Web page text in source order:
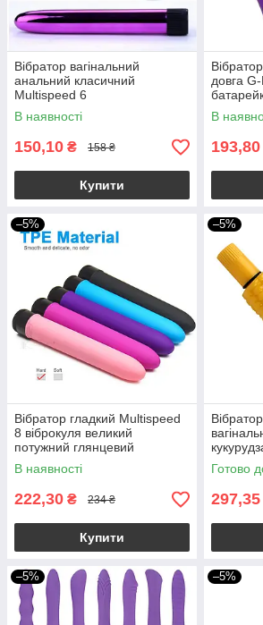
Вібратор вагінальний
анальний класичний
Multispeed 6
В наявності
150,10 ₴ 158 ₴
Купити
довга
В
193,80
–5%
Вібратор гладкий Multispeed
8 віброкуля великий
потужний глянцевий
В наявності
222,30 ₴ 234 ₴
Купити
–5%
Готово
297,35
–5% –5%